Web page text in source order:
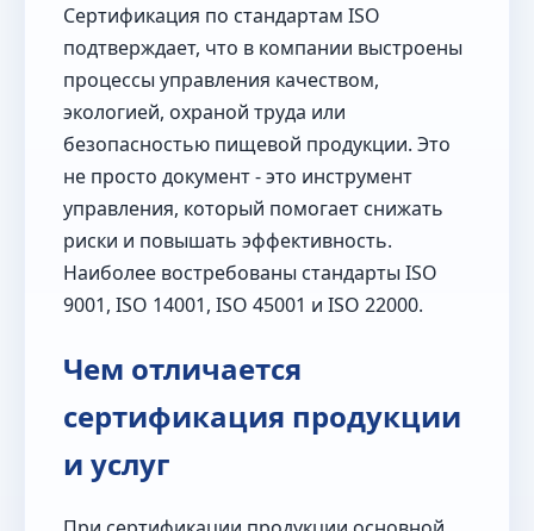
Сертификация по стандартам ISO
подтверждает, что в компании выстроены
процессы управления качеством,
экологией, охраной труда или
безопасностью пищевой продукции. Это
не просто документ - это инструмент
управления, который помогает снижать
риски и повышать эффективность.
Наиболее востребованы стандарты ISO
9001, ISO 14001, ISO 45001 и ISO 22000.
Чем отличается
сертификация продукции
и услуг